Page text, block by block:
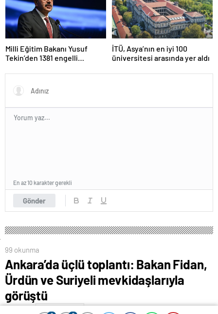
Milli Eğitim Bakanı Yusuf
Tekin’den 1381 engelli
paylaşım
İTÜ, Asya’nın en iyi 100
üniversitesi arasında yer aldı
Gönder
En az 10 karakter gerekli
99 okunma
Ankara’da üçlü toplantı: Bakan Fidan,
Ürdün ve Suriyeli mevkidaşlarıyla
görüştü
News